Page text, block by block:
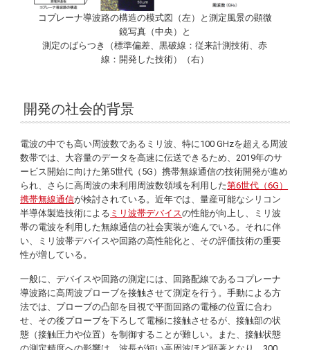
コプレーナ導波路の構造の模式図（左）と測定風景の顕微
鏡写真（中央）と
測定のばらつき（標準偏差、黒破線：従来計測技術、赤
線：開発した技術）（右）
開発の社会的背景
電波の中でも高い周波数であるミリ波、特に100 GHzを超える周波
数帯では、大容量のデータを高速に伝送できるため、2019年のサ
ービス開始に向けた第5世代（5G）携帯無線通信の技術開発が進め
られ、さらに高周波の未利用周波数領域を利用した第6世代（6G）
携帯無線通信が検討されている。近年では、量産可能なシリコン
半導体製造技術による ミリ波帯デバイスの性能が向上し、ミリ波
帯の電波を利用した無線通信の社会実装が進んでいる。それに伴
い、ミリ波帯デバイスや回路の高性能化と、その評価技術の重要
性が増している。
一般に、デバイスや回路の測定には、回路配線であるコプレーナ
導波路に高周波プローブを接触させて測定を行う。手動による方
法では、プローブの凸部を目視で平面回路の電極の位置に合わ
せ、その後プローブを下ろして電極に接触させるが、接触部の状
態（接触圧力や位置）を制御することが難しい。また、接触状態